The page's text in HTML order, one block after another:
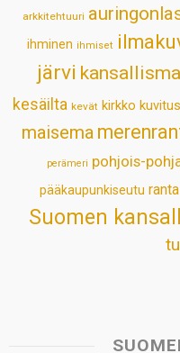
p
k
arkkitehtuuri
ihminen ihmiset
järvi
kesäilta kevät kirkko
maisema
perämeri pohjois-
pääkaupunkiseutu ranta
Suomen